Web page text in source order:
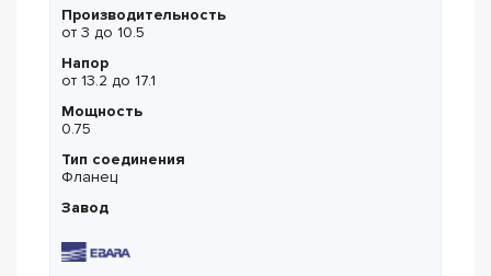
Производительность
от 3 до 10.5
Напор
от 13.2 до 17.1
Мощность
0.75
Тип соединения
Фланец
Завод